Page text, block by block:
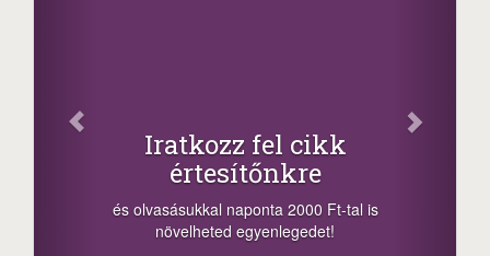
fel cikk
naponta 2000 Ft-tal is
növelheted egyenlegedet!
Oszd
megosztási